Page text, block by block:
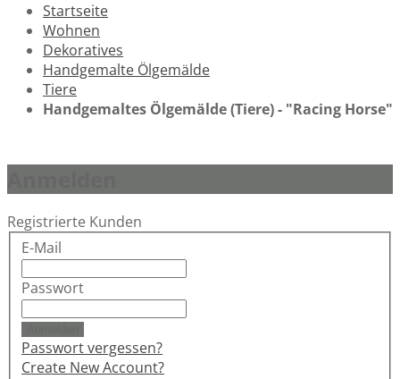
Startseite
Wohnen
Dekoratives
Handgemalte Ölgemälde
Tiere
Handgemaltes Ölgemälde (Tiere) - "Racing Horse"
Registrierte Kunden
E-Mail
Passwort
Passwort vergessen?
Create New Account?